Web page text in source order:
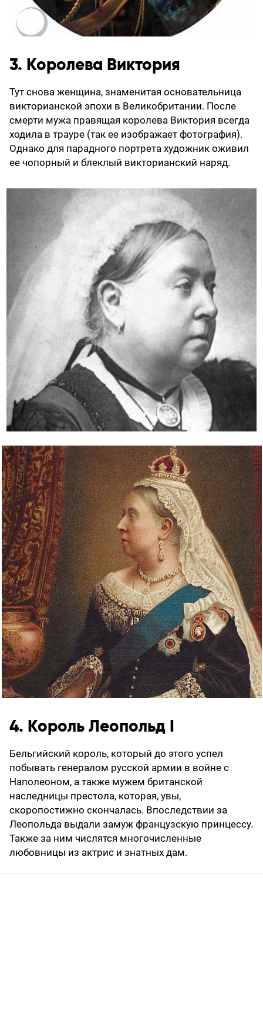
3. Королева Виктория
Тут снова женщина, знаменитая основательница
викторианской эпохи в Великобритании. После
смерти мужа правящая королева Виктория всегда
ходила в трауре (так ее изображает фотография).
Однако для парадного портрета художник оживил
ее чопорный и блеклый викторианский наряд.
4. Король Леопольд I
Бельгийский король, который до этого успел
побывать генералом русской армии в войне с
Наполеоном, а также мужем британской
наследницы престола, которая, увы,
скоропостижно скончалась. Впоследствии за
Леопольда выдали замуж французскую принцессу.
Также за ним числятся многочисленные
любовницы из актрис и знатных дам.